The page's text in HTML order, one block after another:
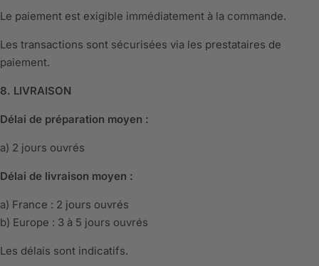
Le paiement est exigible immédiatement à la commande.
Les transactions sont sécurisées via les prestataires de
paiement.
8. LIVRAISON
Délai de préparation moyen :
a) 2 jours ouvrés
Délai de livraison moyen :
a) France : 2 jours ouvrés
b) Europe : 3 à 5 jours ouvrés
Les délais sont indicatifs.